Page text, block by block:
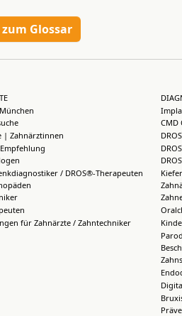
zum Glossar
| Zahnärztinnen
/ DROS®-Therapeuten
für Zahnärzte / Zahntechniker
CMD
DROS
DROS
DROS